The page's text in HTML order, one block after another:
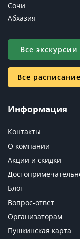
Сочи
Абхазия
Все экскурсии
Все расписание
Информация
Контакты
О компании
Акции и скидки
Блог
Вопрос-ответ
Организаторам
Пушкинская карта